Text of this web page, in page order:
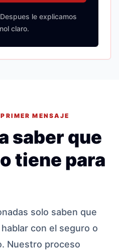
le explicamos
claro.
MENSAJE
saber que
tiene para
solo saben que
con el seguro o
Nuestro proceso